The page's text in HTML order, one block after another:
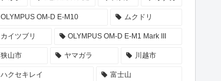
OLYMPUS OM-D E-M10 ムクドリ
カイツブリ OLYMPUS OM-D E-M1 Mark III
狭山市 ヤマガラ 川越市
ハクセキレイ 富士山